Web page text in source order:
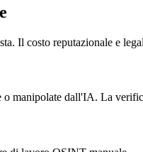
Il costo reputazionale e
manipolate dall'IA. La